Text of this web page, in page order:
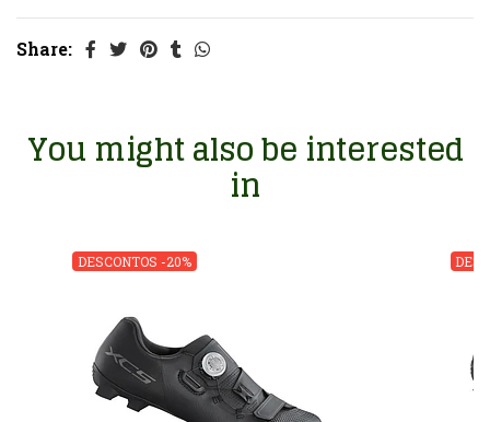
Share:
You might also be interested
in
DESCONTOS -20%